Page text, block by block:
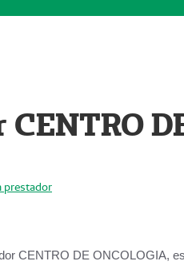
prestador
CENTRO DE ONCOLOGIA,